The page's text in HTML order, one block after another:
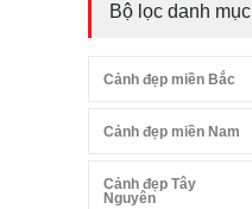
Bộ lọc danh mục
Cảnh đẹp miền Bắc
Cảnh đẹp miền Nam
Cảnh đẹp Tây
Nguyên